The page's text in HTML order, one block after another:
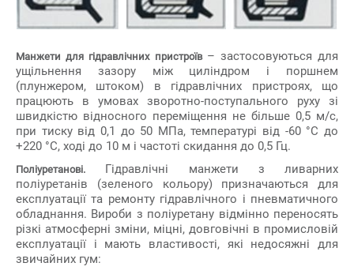
Манжети для гідравлічних пристроїв – застосовуються для
ущільнення зазору між циліндром і поршнем
(плунжером, штоком) в гідравлічних пристроях, що
працюють в умовах зворотно-поступального руху зі
швидкістю відносного переміщення не більше 0,5 м/с,
при тиску від 0,1 до 50 МПа, температурі від -60 °С до
+220 °С, ході до 10 м і частоті скидання до 0,5 Гц.
Поліуретанові. Гідравлічні манжети з ливарних
поліуретанів (зеленого кольору) призначаються для
експлуатації та ремонту гідравлічного і пневматичного
обладнання. Вироби з поліуретану відмінно переносять
різкі атмосферні зміни, міцні, довговічні в промисловій
експлуатації і мають властивості, які недосяжні для
звичайних гум: